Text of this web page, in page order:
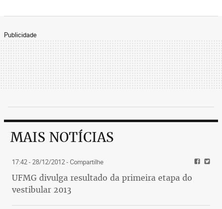
Publicidade
MAIS NOTÍCIAS
17:42 - 28/12/2012- Compartilhe
UFMG divulga resultado da primeira etapa do
vestibular 2013